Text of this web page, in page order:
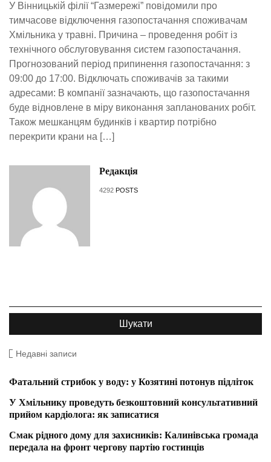
У Вінницькій філії “Газмережі” повідомили про
тимчасове відключення газопостачання споживачам
Хмільника у травні. Причина – проведення робіт із
технічного обслуговування систем газопостачання.
Прогнозований період припинення газопостачання: з
09:00 до 17:00. Відключать споживачів за такими
адресами: В компанії зазначають, що газопостачання
буде відновлене в міру виконання запланованих робіт.
Також мешканцям будинків і квартир потрібно
перекрити крани на […]
Редакція
4292 POSTS
Недавні записи
Фатальний стрибок у воду: у Козятині потонув підліток
У Хмільнику проведуть безкоштовний консультативний
прийом кардіолога: як записатися
Смак рідного дому для захисників: Калинівська громада
передала на фронт чергову партію гостинців